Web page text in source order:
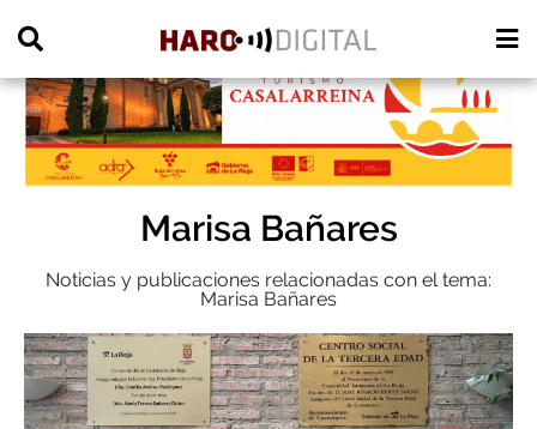
Marisa Bañares
Noticias y publicaciones relacionadas con el tema:
Marisa Bañares